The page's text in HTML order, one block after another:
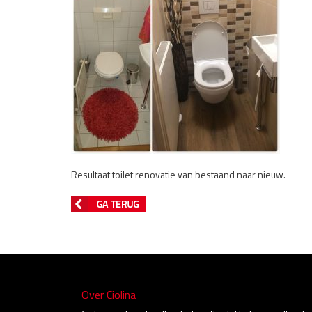
Resultaat toilet renovatie van bestaand naar nieuw.
Over Ciolina